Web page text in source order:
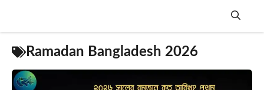
Menu
Ramadan Bangladesh 2026